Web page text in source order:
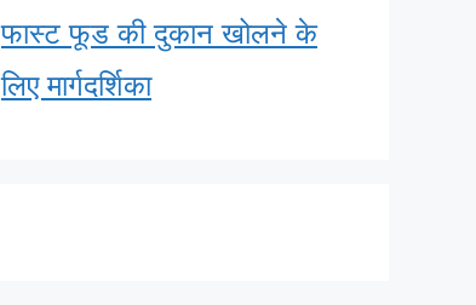
फास्ट फूड की दुकान खोलने के
लिए मार्गदर्शिका